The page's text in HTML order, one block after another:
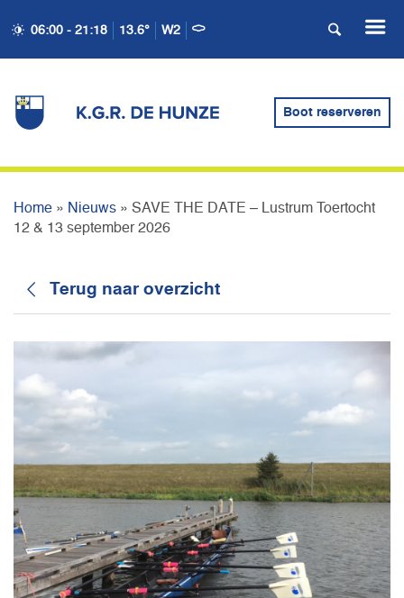
06:00 - 21:18 13.6° W2
Boot reserveren
LUSTRUM TOERTOCHT 12
Home » Nieuws » SAVE THE DATE – Lustrum Toertocht
12 & 13 september 2026
Terug naar overzicht